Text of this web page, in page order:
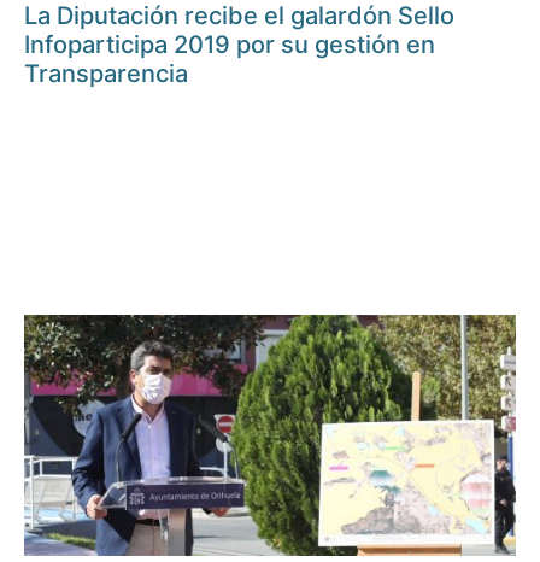
La Diputación recibe el galardón Sello
Infoparticipa 2019 por su gestión en
Transparencia